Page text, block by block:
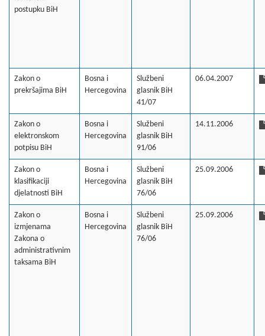
postupku BiH
Zakon o
prekršajima BiH
Bosna i
Hercegovina
Službeni
glasnik BiH
41/07
06.04.2007
Zakon o
elektronskom
potpisu BiH
Bosna i
Hercegovina
Službeni
glasnik BiH
91/06
14.11.2006
Zakon o
klasifikaciji
djelatnosti BiH
Bosna i
Hercegovina
Službeni
glasnik BiH
76/06
25.09.2006
Zakon o
izmjenama
Zakona o
administrativnim
taksama BiH
Bosna i
Hercegovina
Službeni
glasnik BiH
76/06
25.09.2006